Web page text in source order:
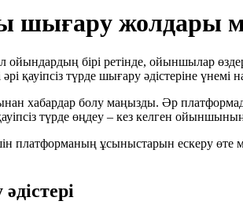
жолдары
бірі ретінде, ойыншылар
қауіпсіз түрде шығару әдістеріне үнемі
хабардар болу маңызды. Әр
түрде өңдеу – кез келген
ұсыныстарын ескеру өте